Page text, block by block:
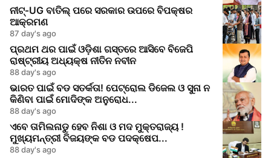
ନୀଟ୍‑UG ବାତିଲ୍ ପରେ ସରକାର ଉପରେ ବିପକ୍ଷର
ଆକ୍ରମଣ
87 day's ago
ପ୍ରଥମ ଥର ପାଇଁ ଓଡ଼ିଶା ଗସ୍ତରେ ଆସିବେ ବିଜେପି
ରାଷ୍ଟ୍ରୀୟ ଅଧ୍ୟକ୍ଷ ନୀତିନ ନବୀନ
88 day's ago
ଭାରତ ପାଇଁ ବଡ ସତର୍କତା! ପେଟ୍ରୋଲ ଡିଜେଲ ଓ ସୁନା ନ
କିଣିବା ପାଇଁ ମୋଦିଙ୍କ ଅନୁରୋଧ...
88 day's ago
ଏବେ ତାମିଲନାଡୁ ହେବ ନିଶା ଓ ମଦ ମୁକ୍ତରାଜ୍ୟ !
ମୁଖ୍ୟମନ୍ତ୍ରୀ ବିଜୟଙ୍କ ବଡ ପଦକ୍ଷେପ...
88 day's ago